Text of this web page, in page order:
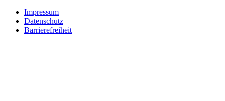
Impressum
Datenschutz
Barrierefreiheit